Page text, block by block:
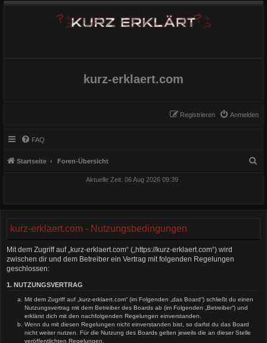
kurz-erklaert.com
Anmelden
Registrieren
FAQ
Startseite Foren-Übersicht
Aktuelle Zeit: 06 Aug 2026 09:39
kurz-erklaert.com - Nutzungsbedingungen
Mit dem Zugriff auf „kurz-erklaert.com“ („https://kurz-erklaert.com“) wird
zwischen dir und dem Betreiber ein Vertrag mit folgenden Regelungen
geschlossen:
1. NUTZUNGSVERTRAG
Mit dem Zugriff auf „kurz-erklaert.com“ (im Folgenden „das Board“) schließt du einen
Nutzungsvertrag mit dem Betreiber des Boards ab (im Folgenden „Betreiber“) und
erklärst dich mit den nachfolgenden Regelungen einverstanden.
Wenn du mit diesen Regelungen nicht einverstanden bist, so darfst du das Board
nicht weiter nutzen. Für die Nutzung des Boards gelten jeweils die an dieser Stelle
veröffentlichten Regelungen.